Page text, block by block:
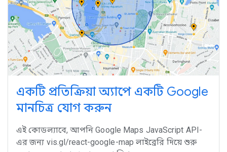
একটি প্রতিক্রিয়া অ্যাপে একটি Google
মানচিত্র যোগ করুন
এই কোডল্যাবে, আপনি Google Maps JavaScript API-
এর জন্য vis.gl/react-google-map লাইব্রেরি দিয়ে শুরু